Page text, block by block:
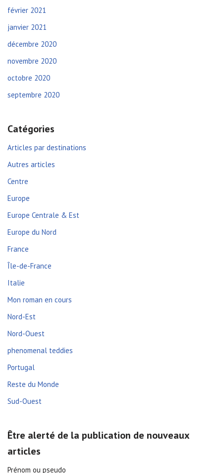
février 2021
janvier 2021
décembre 2020
novembre 2020
octobre 2020
septembre 2020
Catégories
Articles par destinations
Autres articles
Centre
Europe
Europe Centrale & Est
Europe du Nord
France
Île-de-France
Italie
Mon roman en cours
Nord-Est
Nord-Ouest
phenomenal teddies
Portugal
Reste du Monde
Sud-Ouest
Être alerté de la publication de nouveaux
articles
Prénom ou pseudo